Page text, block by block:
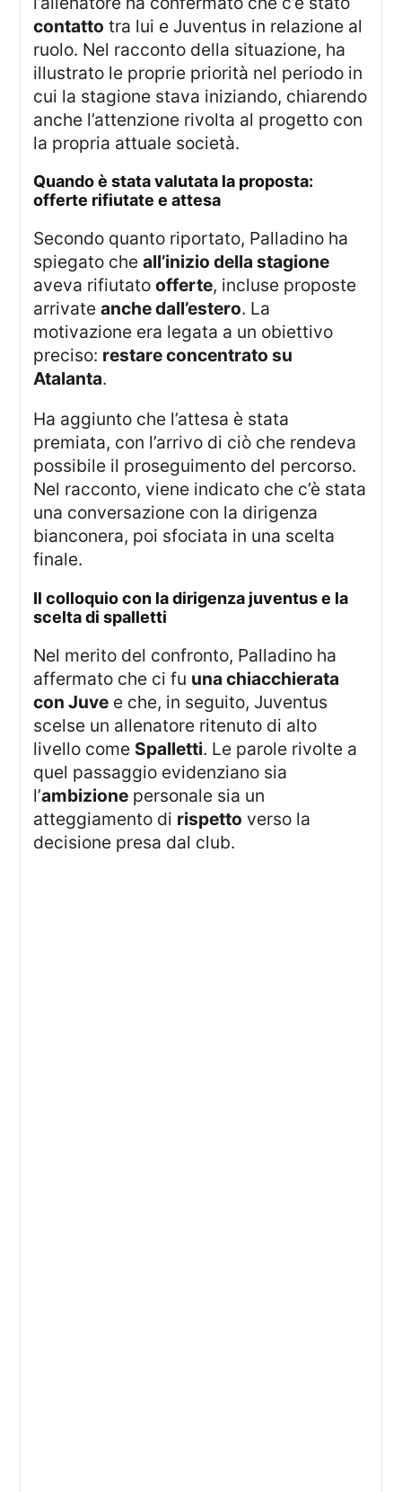
contatto tra lui e Juventus in relazione al
ruolo. Nel racconto della situazione, ha
illustrato le proprie priorità nel periodo in
cui la stagione stava iniziando, chiarendo
anche l’attenzione rivolta al progetto con
la propria attuale società.
quando è stata valutata la proposta:
offerte rifiutate e attesa
Secondo quanto riportato, Palladino ha
spiegato cheall’inizio della stagione
aveva rifiutatoofferte, incluse proposte
arrivateanche dall’estero. La
motivazione era legata a un obiettivo
preciso: restare concentrato su
Atalanta.
Ha aggiunto che l’attesa è stata
premiata, con l’arrivo di ciò che rendeva
possibile il proseguimento del percorso.
Nel racconto, viene indicato che c’è stata
una conversazione con la dirigenza
bianconera, poi sfociata in una scelta
finale.
il colloquio con la dirigenza juventus e la
scelta di spalletti
Nel merito del confronto, Palladino ha
affermato che ci fu una chiacchierata
con Juve e che, in seguito, Juventus
scelse un allenatore ritenuto di alto
livello come Spalletti. Le parole rivolte a
quel passaggio evidenziano sia
l’ambizione personale sia un
atteggiamento di rispetto verso la
decisione presa dal club.